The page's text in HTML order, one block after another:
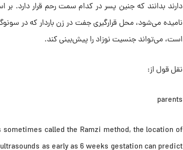
دارند بدانند که جنین پسر در کدام سمت رحم قرار دارد.
نامیده می‌شود، محل قرارگیری جفت در زن باردار که در
است، می‌تواند جنسیت نوزاد را پیش‌بینی کند.
نقل قول از:
parents
called the Ramzi method, the location of
as early as 6 weeks gestation can predict